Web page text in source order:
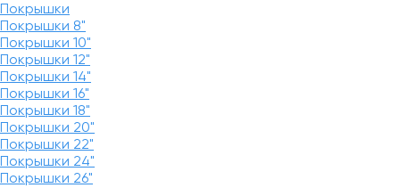
Покрышки
Покрышки 8"
Покрышки 10"
Покрышки 12"
Покрышки 14"
Покрышки 16"
Покрышки 18"
Покрышки 20"
Покрышки 22"
Покрышки 24"
Покрышки 26"